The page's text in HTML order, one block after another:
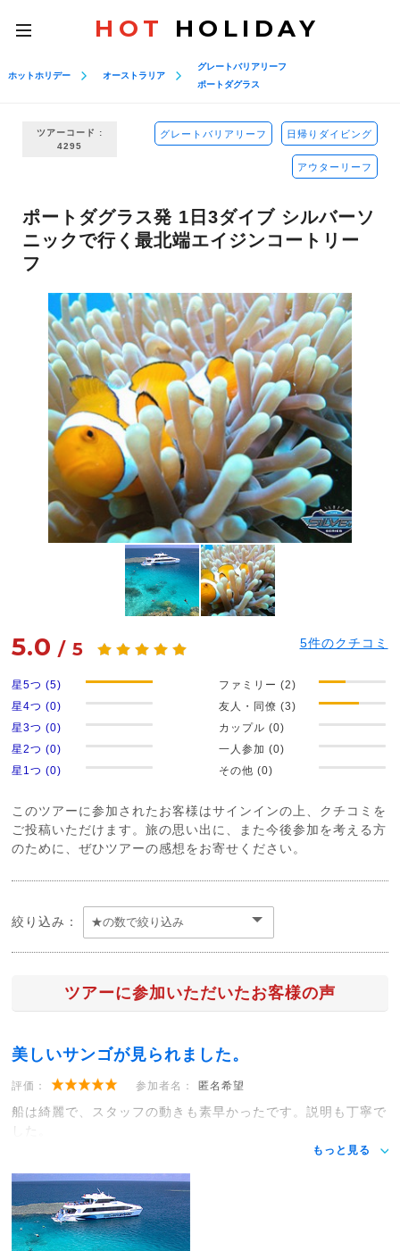
toggle
navigation
HOT HOLIDAY
ホットホリデー オーストラリア
グレートバリアリーフ
ポートダグラス
ツアーコード :
4295
グレートバリアリーフ 日帰りダイビング
アウターリーフ
ポートダグラス発 1日3ダイブ シルバーソ
ニックで行く最北端エイジンコートリー
フ
5.0 /5 5件のクチコミ
星5つ (5)
星4つ (0)
星3つ (0)
星2つ (0)
星1つ (0)
ファミリー (2)
友人・同僚 (3)
カップル (0)
一人参加 (0)
その他 (0)
このツアーに参加されたお客様はサインインの上、クチコミを
ご投稿いただけます。旅の思い出に、また今後参加を考える方
のために、ぜひツアーの感想をお寄せください。
絞り込み：
ツアーに参加いただいたお客様の声
美しいサンゴが見られました。
評価： 参加者名： 匿名希望
船は綺麗で、スタッフの動きも素早かったです。説明も丁寧で
した。
もっと見る